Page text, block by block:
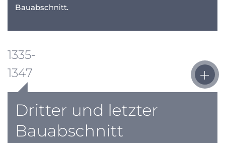
Bauabschnitt.
1335-
1347
Dritter und letzter
Bauabschnitt